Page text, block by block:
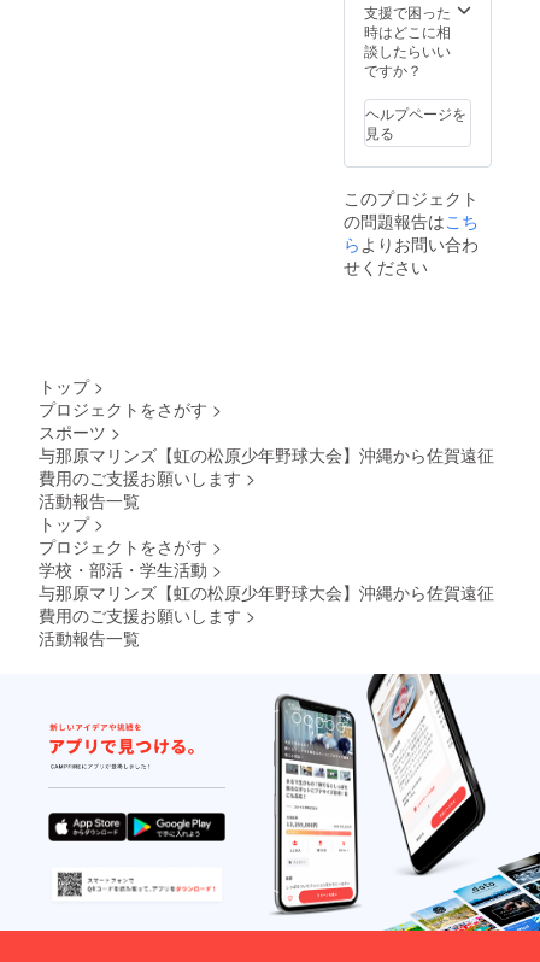
支援で困った
時はどこに相
談したらいい
ですか？
ヘルプページを
見る
このプロジェクト
の問題報告はこち
らよりお問い合わ
せください
トップ >
プロジェクトをさがす >
スポーツ >
与那原マリンズ【虹の松原少年野球大会】沖縄から佐賀遠征
費用のご支援お願いします >
活動報告一覧
トップ >
プロジェクトをさがす >
学校・部活・学生活動 >
与那原マリンズ【虹の松原少年野球大会】沖縄から佐賀遠征
費用のご支援お願いします >
活動報告一覧